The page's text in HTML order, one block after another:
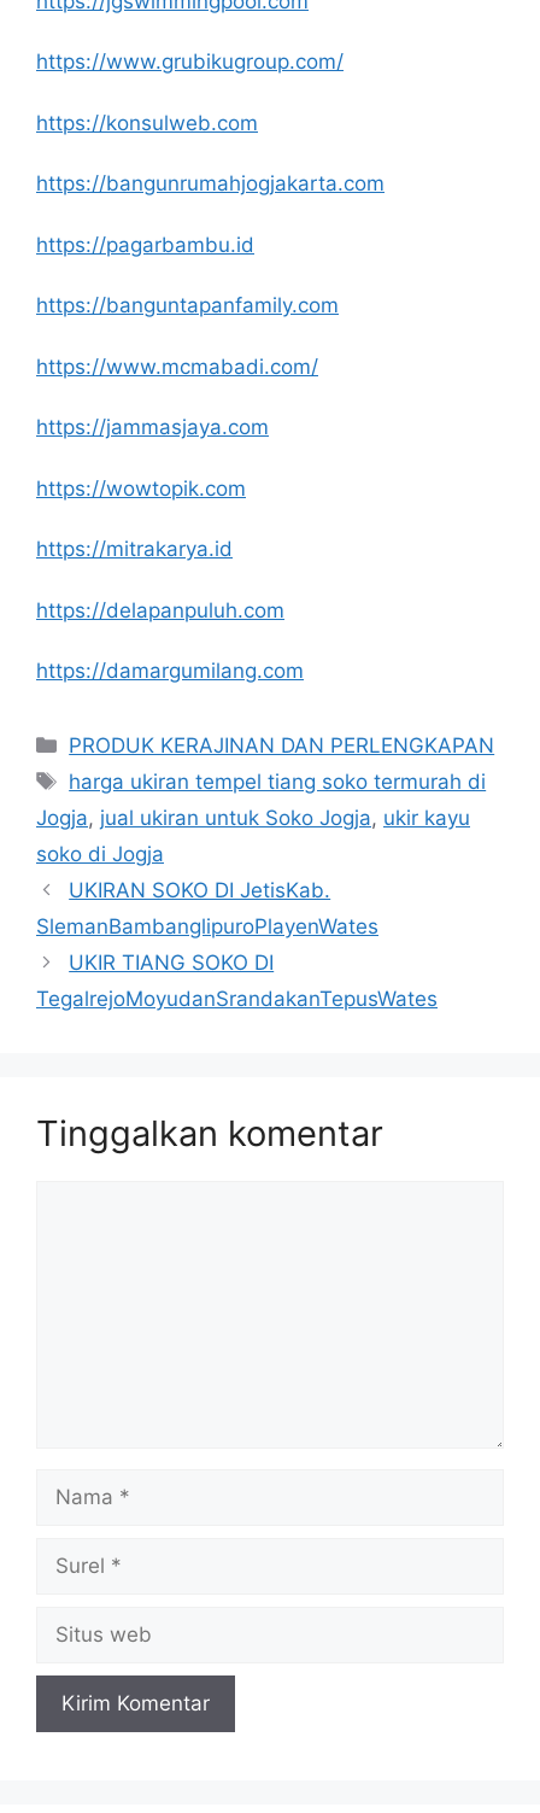
https://www.grubikugroup.com/
https://konsulweb.com
https://bangunrumahjogjakarta.com
https://pagarbambu.id
https://banguntapanfamily.com
https://www.mcmabadi.com/
https://jammasjaya.com
https://wowtopik.com
https://mitrakarya.id
https://delapanpuluh.com
https://damargumilang.com
Kategori
PRODUK KERAJINAN DAN PERLENGKAPAN
Tag
harga ukiran tempel tiang soko termurah di
Jogja, jual ukiran untuk Soko Jogja, ukir kayu
soko di Jogja
UKIRAN SOKO DI JetisKab.
SlemanBambanglipuroPlayenWates
UKIR TIANG SOKO DI
TegalrejoMoyudanSrandakanTepusWates
Tinggalkan komentar
Nama
Surel
Situs
web